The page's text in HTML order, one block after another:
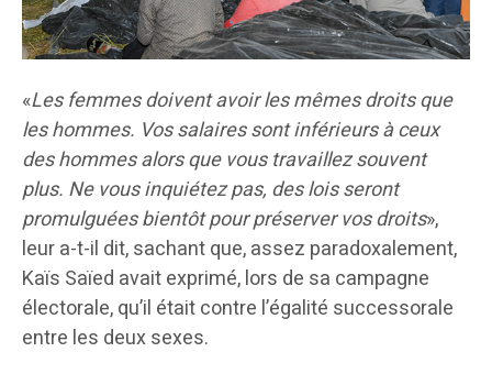
«Les femmes doivent avoir les mêmes droits que
les hommes. Vos salaires sont inférieurs à ceux
des hommes alors que vous travaillez souvent
plus. Ne vous inquiétez pas, des lois seront
promulguées bientôt pour préserver vos droits»,
leur a-t-il dit, sachant que, assez paradoxalement,
Kaïs Saïed avait exprimé, lors de sa campagne
électorale, qu’il était contre l’égalité successorale
entre les deux sexes.